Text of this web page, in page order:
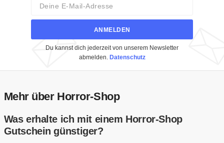
ANMELDEN
Du kannst dich jederzeit von unserem Newsletter
abmelden. Datenschutz
Mehr über Horror-Shop
Was erhalte ich mit einem Horror-Shop
Gutschein günstiger?